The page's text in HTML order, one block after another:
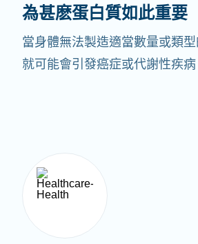
為甚麽蛋白質如此重要
當身體無法製造適當數量或類型
就可能會引發癌症或代謝性疾病